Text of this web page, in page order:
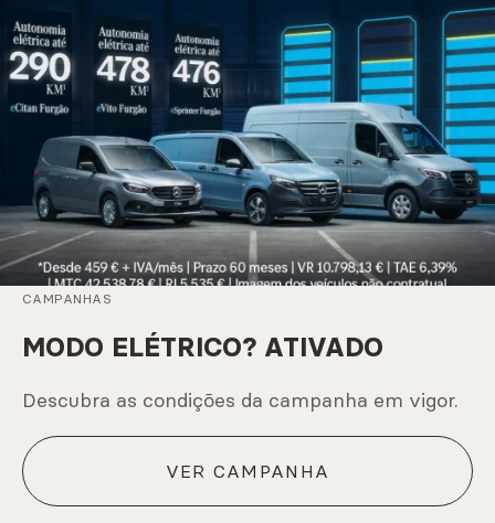
CAMPANHAS
MODO ELÉTRICO? ATIVADO
Descubra as condições da campanha em vigor.
VER CAMPANHA